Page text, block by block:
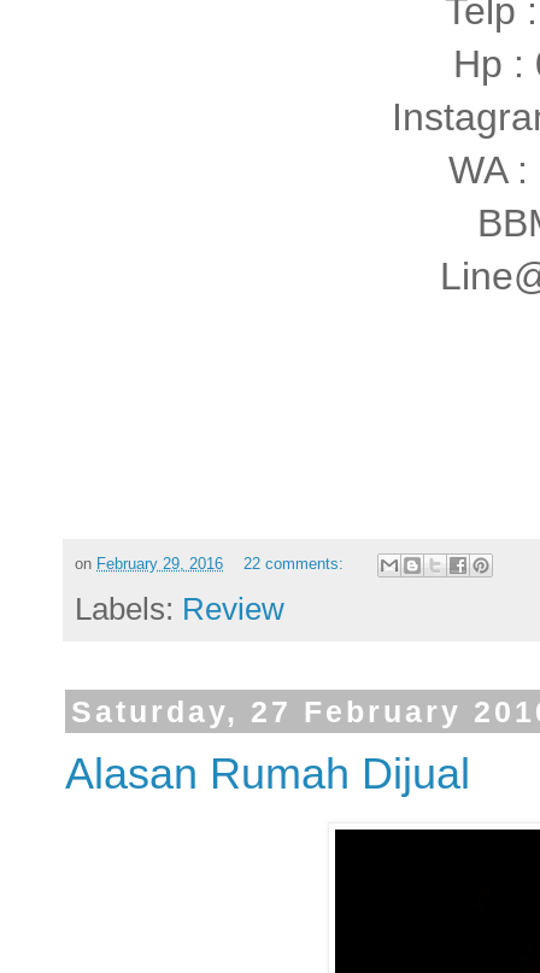
Telp
Hp :
WA
on February 29, 2016 22 comments:
Labels: Review
Saturday, 27 February
Alasan Rumah Dijual